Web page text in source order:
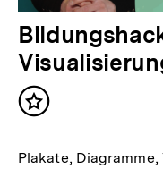
Inhalt
Plakate,